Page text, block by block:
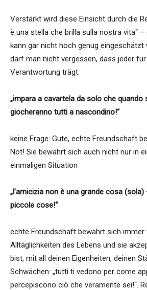
Verstärkt wird diese Einsicht durch die
è una stella che brilla sulla nostra vita“ –
kann gar nicht hoch genug eingeschätzt
darf man nicht vergessen, dass jeder
Verantwortung trägt:
„impara a cavartela da solo che quando
giocheranno tutti a nascondino!“
keine Frage: Gute, echte Freundschaft
Not! Sie bewährt sich auch nicht nur in
einmaligen Situation
„l’amicizia non è una grande cosa
piccole cose!“
echte Freundschaft bewährt sich immer
Alltäglichkeiten des Lebens und sie
bist, mit all deinen Eigenheiten, deinen
Schwächen: „tutti ti vedono per come
percepiscono ciò che veramente sei!“.